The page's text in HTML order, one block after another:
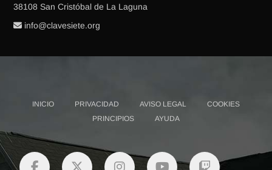
38108 San Cristóbal de La Laguna
gro.eteisevalc@ofni
INICIO PRIVACIDAD AVISO LEGAL
COOKIES
PRINCIPIOS
AYUDA
facebooktwitterinstagram
youtubetwitch